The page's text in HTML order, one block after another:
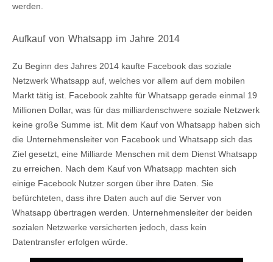
werden.
Aufkauf von Whatsapp im Jahre 2014
Zu Beginn des Jahres 2014 kaufte Facebook das soziale
Netzwerk Whatsapp auf, welches vor allem auf dem mobilen
Markt tätig ist. Facebook zahlte für Whatsapp gerade einmal 19
Millionen Dollar, was für das milliardenschwere soziale Netzwerk
keine große Summe ist. Mit dem Kauf von Whatsapp haben sich
die Unternehmensleiter von Facebook und Whatsapp sich das
Ziel gesetzt, eine Milliarde Menschen mit dem Dienst Whatsapp
zu erreichen. Nach dem Kauf von Whatsapp machten sich
einige Facebook Nutzer sorgen über ihre Daten. Sie
befürchteten, dass ihre Daten auch auf die Server von
Whatsapp übertragen werden. Unternehmensleiter der beiden
sozialen Netzwerke versicherten jedoch, dass kein
Datentransfer erfolgen würde.